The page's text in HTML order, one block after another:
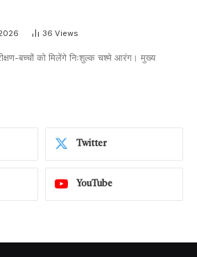
36 Views
बच्चों को मिलेंगे निःशुल्क चश्मे आरंग। मुख्य
Twitter
YouTube